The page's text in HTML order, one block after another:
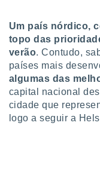
com
Pode
nossa
e
a
Um país nórdico,
topo das
verão. Contudo,
países mais
algumas das
capital nacional
cidade que
logo a seguir a